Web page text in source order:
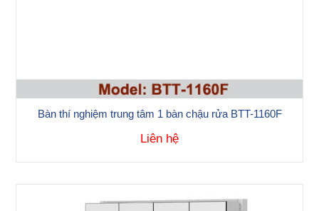
Bàn thí nghiệm trung tâm 1 bàn chậu rửa BTT-1160F
Liên hệ